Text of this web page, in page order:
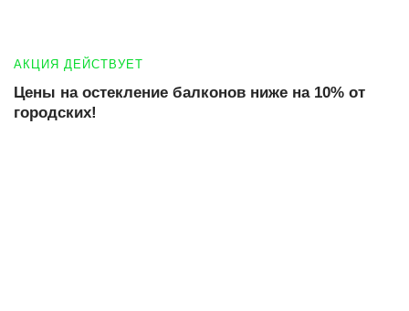
АКЦИЯ ДЕЙСТВУЕТ
Цены на остекление балконов ниже на 10% от
городских!